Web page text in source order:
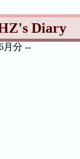
Diary
月分 --